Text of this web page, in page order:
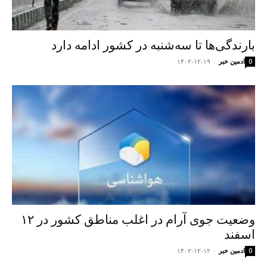
بارندگی‌ها تا سه‌شنبه در کشور ادامه دارد
ادمین خبر - ۱۴۰۲-۱۲-۱۹ 0
وضعیت جوی آرام در اغلب مناطق کشور در ۱۲
اسفند
ادمین خبر - ۱۴۰۲-۱۲-۱۲ 0